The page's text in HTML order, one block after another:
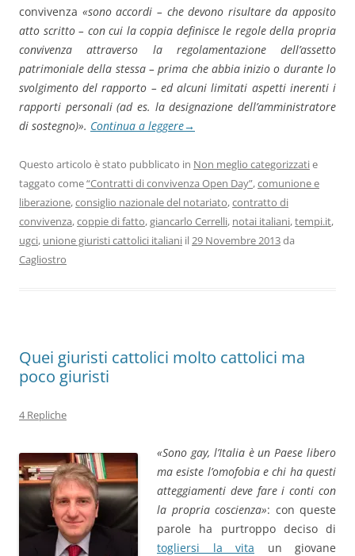
convivenza «sono accordi – che devono risultare da apposito
atto scritto – con cui la coppia definisce le regole della propria
convivenza attraverso la regolamentazione dell’assetto
patrimoniale della stessa – prima che abbia inizio o durante lo
svolgimento del rapporto – ed alcuni limitati aspetti inerenti i
rapporti personali (ad es. la designazione dell’amministratore
di sostegno)». Continua a leggere→
Questo articolo è stato pubblicato in Non meglio categorizzatie
taggato come“Contratti di convivenza Open Day”,comunione e
liberazione,consiglio nazionale del notariato,contratto di
convivenza,coppie di fatto,giancarlo Cerrelli, notai italiani,tempi.it,
ugci, unione giuristi cattolici italiani il29 Novembre 2013da
Cagliostro
Quei giuristi cattolici molto cattolici ma
poco giuristi
4 Repliche
«Sono gay, l’Italia è un Paese libero
ma esiste l’omofobia e chi ha questi
atteggiamenti deve fare i conti con
la propria coscienza»: con queste
parole ha purtroppo deciso di
togliersi la vita un giovane